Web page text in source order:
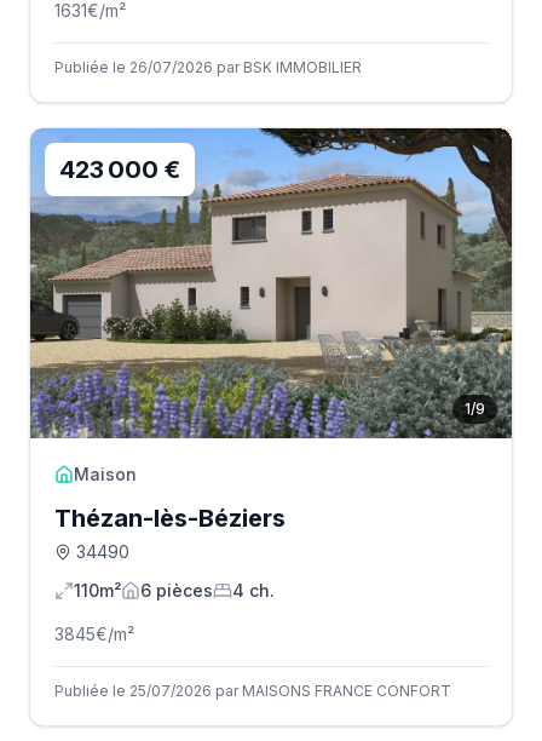
1631€/m²
Publiée le 26/07/2026 par BSK IMMOBILIER
1/9
423 000 €
Maison
Thézan-lès-Béziers
34490
110m²
6 pièces 4 ch.
3845€/m²
Publiée le 25/07/2026 par MAISONS FRANCE CONFORT